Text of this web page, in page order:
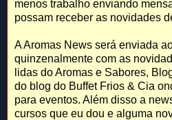
menos trabalho enviando
possam receber as novidades
A Aromas News será enviada
quinzenalmente com as
lidas do Aromas e Sabores,
do blog do Buffet Frios & Cia
para eventos. Além disso a
cursos que eu dou e alguma